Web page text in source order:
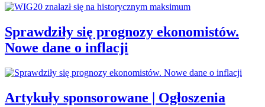
Sprawdziły się prognozy ekonomistów.
Nowe dane o inflacji
Artykuły sponsorowane | Ogłoszenia